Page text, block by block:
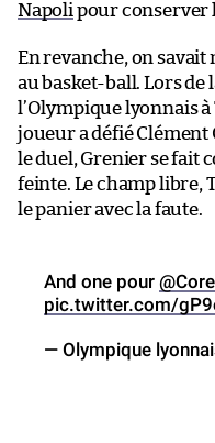
Napoli pour conserver
En revanche, on savait
au basket-ball. Lors de
l’Olympique lyonnais
joueur a défié Clément
le duel, Grenier se fait
feinte. Le champ libre,
le panier avec la faute.
And one pour
pic.twitter.com/
— Olympique